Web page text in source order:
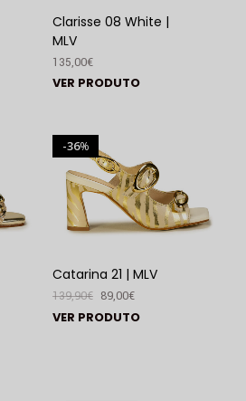
Clarisse 08 White |
MLV
135,00€
VER PRODUTO
%
36
Catarina 21 | MLV
139,90€ 89,00€
VER PRODUTO